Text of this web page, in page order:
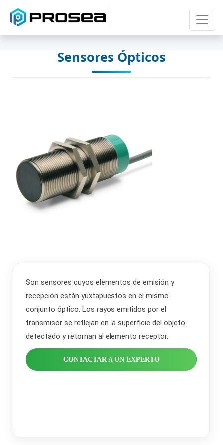
Sensores Ópticos
Son sensores cuyos elementos de emisión y
recepción están yuxtapuestos en el mismo
conjunto óptico. Los rayos emitidos por el
transmisor se reflejan en la superficie del objeto
detectado y retornan al elemento receptor.
CONTACTAR A UN EXPERTO